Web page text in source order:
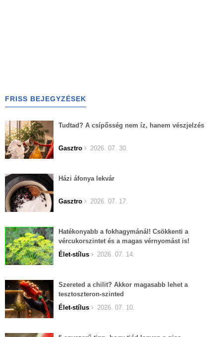
FRISS BEJEGYZÉSEK
Tudtad? A csípősség nem íz, hanem vészjelzés
Gasztro 2026. 07. 30.
Házi áfonya lekvár
Gasztro 2026. 07. 17.
Hatékonyabb a fokhagymánál! Csökkenti a
vércukorszintet és a magas vérnyomást is!
Élet-stílus
2026. 07. 14.
Szereted a chilit? Akkor magasabb lehet a
tesztoszteron-szinted
Élet-stílus
2026. 07. 10.